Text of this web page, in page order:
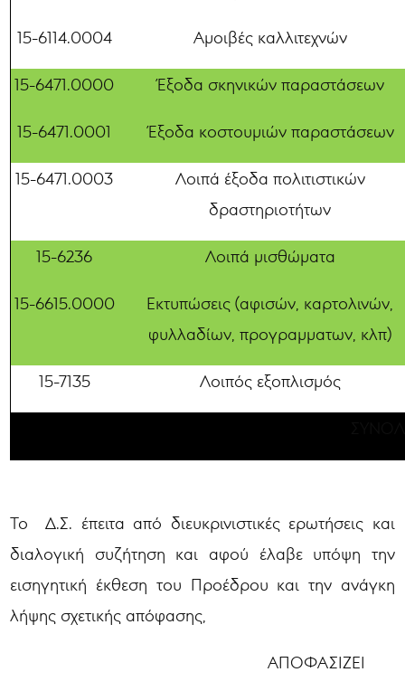
15-6114.0004 Αμοιβές καλλιτεχνών
15-6471.0000 Έξοδα σκηνικών παραστάσεων
15-6471.0001 Έξοδα κοστουμιών παραστάσεων
15-6471.0003
Λοιπά έξοδα πολιτιστικών
δραστηριοτήτων
15-6236 Λοιπά μισθώματα
15-6615.0000
Εκτυπώσεις (αφισών, καρτολινών,
φυλλαδίων, προγραμματων, κλπ)
15-7135 Λοιπός εξοπλισμός
Το Δ.Σ. έπειτα από διευκρινιστικές ερωτήσεις και
διαλογική συζήτηση και αφού έλαβε υπόψη την
εισηγητική έκθεση του Προέδρου και την ανάγκη
λήψης σχετικής απόφασης,
ΑΠΟΦΑΣΙΖΕΙ